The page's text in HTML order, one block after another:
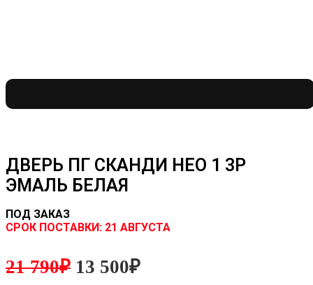
ДВЕРЬ ПГ СКАНДИ НЕО 1 3P
ЭМАЛЬ БЕЛАЯ
ПОД ЗАКАЗ
CРОК ПОСТАВКИ: 21 АВГУСТА
21 790₽ 13 500₽